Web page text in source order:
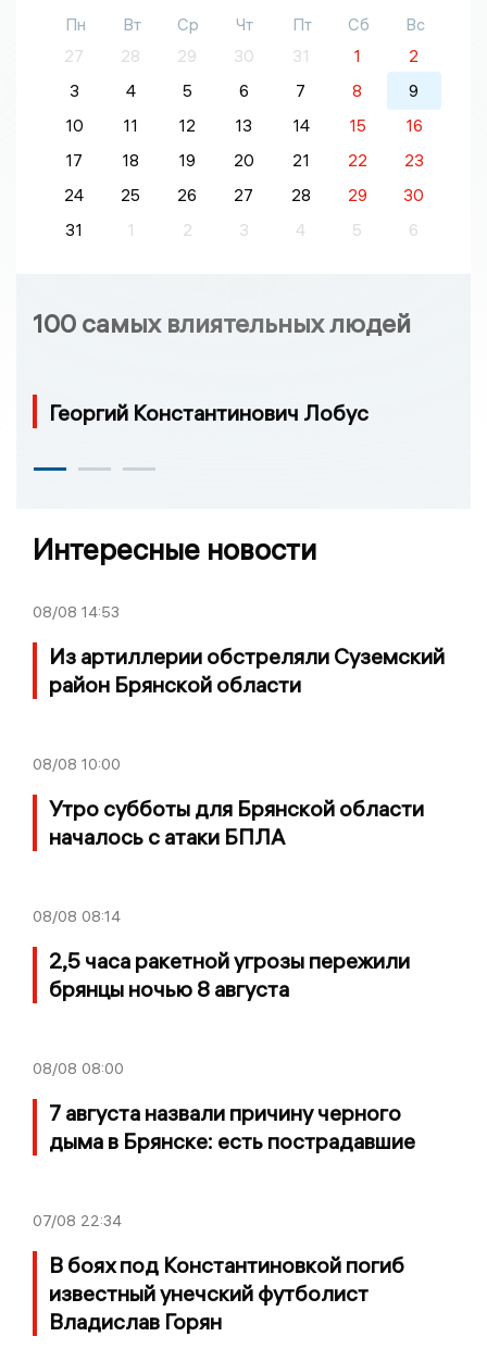
Пн Вт Ср Чт Пт Сб
Вс
27
28 29 30 31 1
2
3
4 5 6 7 8
9
10
11 12 13 14 15
16
17
18 19 20 21 22
23
24
25 26 27 28 29
30
31
1 2 3 4 5 6
100 самых влиятельных людей
Георгий Константинович Лобус
Интересные новости
08/08 14:53
Из артиллерии обстреляли Суземский
район Брянской области
08/08 10:00
Утро субботы для Брянской области
началось с атаки БПЛА
08/08 08:14
2,5 часа ракетной угрозы пережили
брянцы ночью 8 августа
08/08 08:00
7 августа назвали причину черного
дыма в Брянске: есть пострадавшие
07/08 22:34
В боях под Константиновкой погиб
известный унечский футболист
Владислав Горян